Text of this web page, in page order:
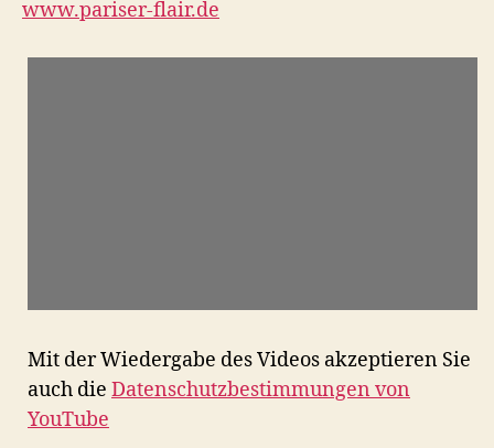
www.pariser-flair.de
Mit der Wiedergabe des Videos akzeptieren Sie
auch die Datenschutzbestimmungen von
YouTube